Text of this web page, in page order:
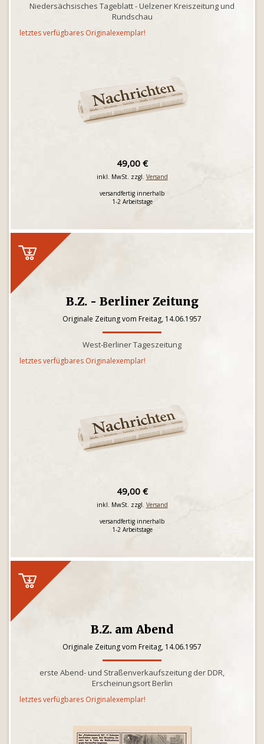
Niedersächsisches Tageblatt - Uelzener Kreiszeitung und
Rundschau
letztes verfügbares Originalexemplar!
49,00 €
inkl. MwSt. zzgl. Versand
versandfertig innerhalb
1-2 Arbeitstage
B.Z. - Berliner Zeitung
Originale Zeitung vom Freitag, 14.06.1957
West-Berliner Tageszeitung
letztes verfügbares Originalexemplar!
49,00 €
inkl. MwSt. zzgl. Versand
versandfertig innerhalb
1-2 Arbeitstage
B.Z. am Abend
Originale Zeitung vom Freitag, 14.06.1957
erste Abend- und Straßenverkaufszeitung der DDR,
Erscheinungsort Berlin
letztes verfügbares Originalexemplar!